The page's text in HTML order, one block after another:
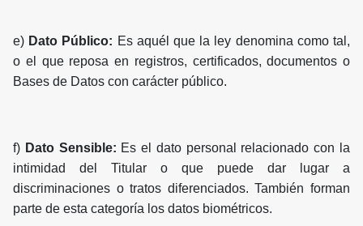
e) Dato Público: Es aquél que la ley denomina como tal,
o el que reposa en registros, certificados, documentos o
Bases de Datos con carácter público.
f) Dato Sensible: Es el dato personal relacionado con la
intimidad del Titular o que puede dar lugar a
discriminaciones o tratos diferenciados. También forman
parte de esta categoría los datos biométricos.